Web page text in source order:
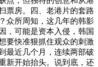
票房。四、老港片的套路
众所周知，这几年的韩影
，可能是资本入侵，韩国
要快准狠抓住观众的刺激
最近几个月，连续两部破
新开始抬头。说到底，还